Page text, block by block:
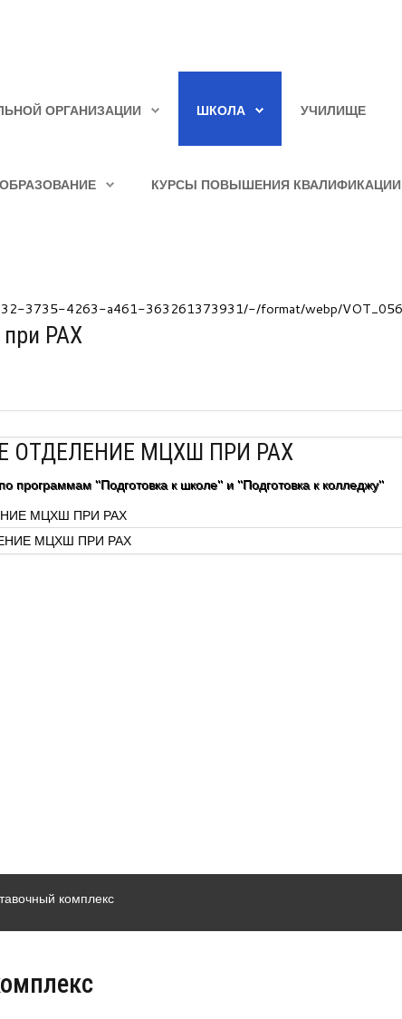
ОРГАНИЗАЦИИ ШКОЛА УЧИЛИЩЕ
КУРСЫ ПОВЫШЕНИЯ КВАЛИФИКАЦИИ
РАХ
ОТДЕЛЕНИЕ МЦХШ ПРИ РАХ
программам "Подготовка к школе" и "Подготовка к колледжу"
комплекс